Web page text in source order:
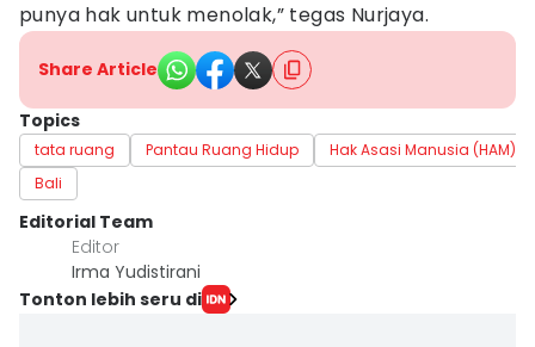
punya hak untuk menolak,” tegas Nurjaya.
Share Article
Topics
tata ruang Pantau Ruang Hidup
Hak Asasi Manusia (HAM)
Bali
Editorial Team
Editor
Irma Yudistirani
Tonton lebih seru di